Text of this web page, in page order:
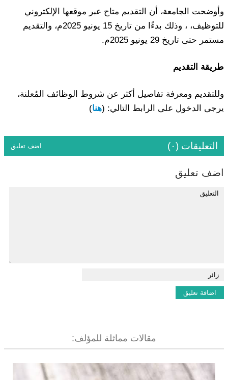
وأوضحت الجامعة، أن التقديم متاح عبر موقعها الإلكتروني
للتوظيف، ، وذلك بدءًا من تاريخ 15 يونيو 2025م، والتقديم
مستمر حتى تاريخ 29 يونيو 2025م.
طريقة التقديم
وللتقديم ومعرفة تفاصيل أكثر عن شروط الوظائف المُعلنة،
يرجى الدخول على الرابط التالي: (هنا)
التعليقات (٠) اضف تعليق
اضف تعليق
مقالات مماثلة للمؤلف: